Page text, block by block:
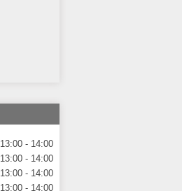
13:00
14:00
13:00
14:00
13:00
14:00
13:00 14:00